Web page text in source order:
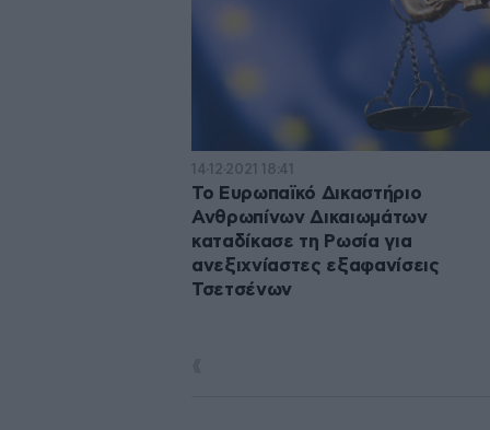
14·12·2021 18:41
Το Ευρωπαϊκό Δικαστήριο
Ανθρωπίνων Δικαιωμάτων
καταδίκασε τη Ρωσία για
ανεξιχνίαστες εξαφανίσεις
Τσετσένων